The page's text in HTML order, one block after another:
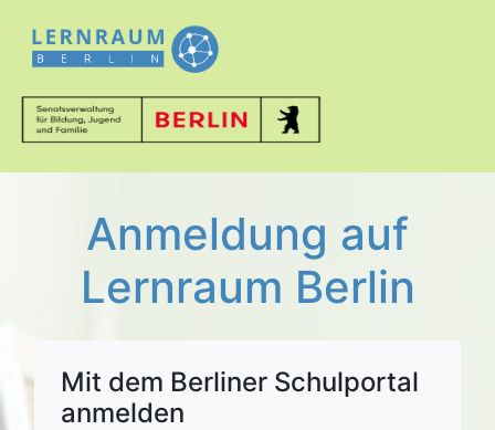
Anmeldung auf
Lernraum Berlin
Mit dem Berliner Schulportal
anmelden